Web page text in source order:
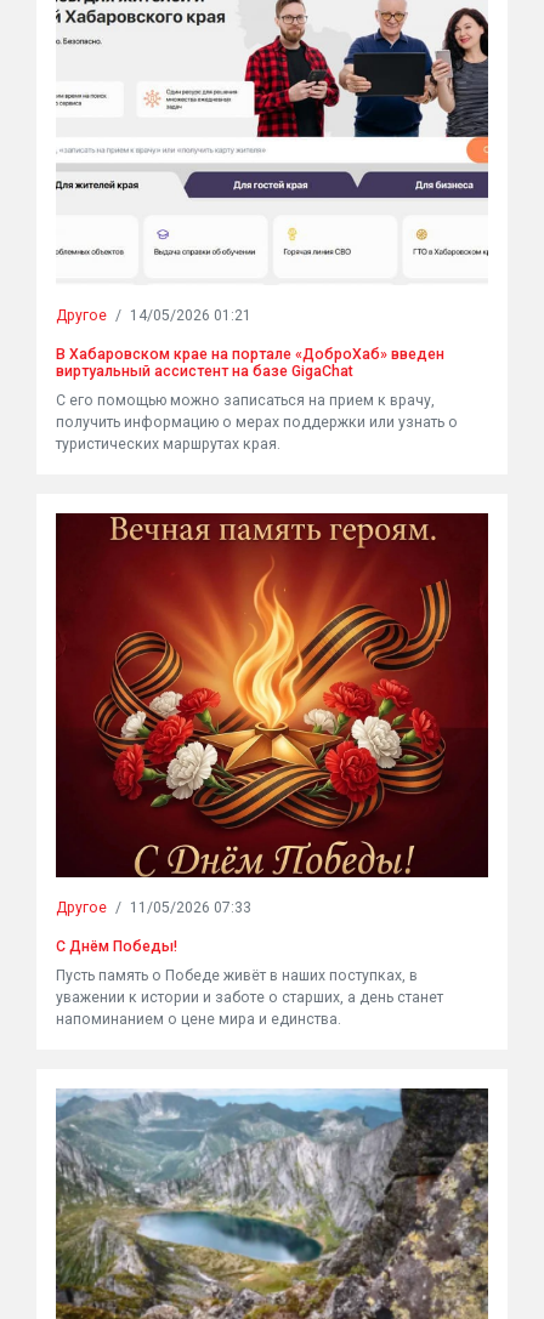
Другое / 14/05/2026 01:21
В Хабаровском крае на портале «ДоброХаб» введен
виртуальный ассистент на базе GigaChat
С его помощью можно записаться на прием к врачу,
получить информацию о мерах поддержки или узнать о
туристических маршрутах края.
Другое / 11/05/2026 07:33
С Днём Победы!
Пусть память о Победе живёт в наших поступках, в
уважении к истории и заботе о старших, а день станет
напоминанием о цене мира и единства.